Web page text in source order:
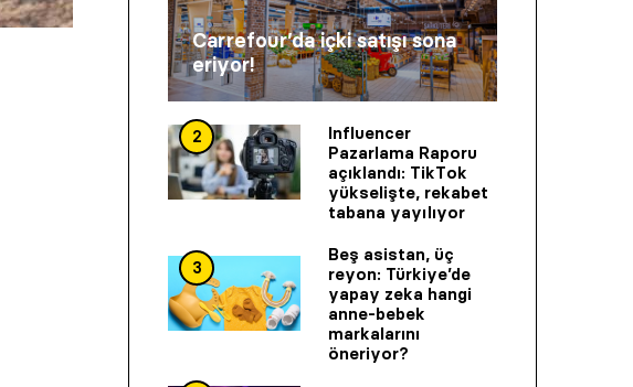
Carrefour’da içki satışı sona
eriyor!
2
Influencer
Pazarlama Raporu
açıklandı: TikTok
yükselişte, rekabet
tabana yayılıyor
3
Beş asistan, üç
reyon: Türkiye’de
yapay zeka hangi
anne-bebek
markalarını
öneriyor?